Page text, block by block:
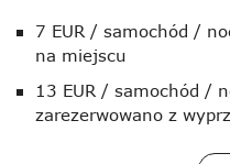
7 EUR / samochód /
na miejscu
13 EUR / samochód /
zarezerwowano z